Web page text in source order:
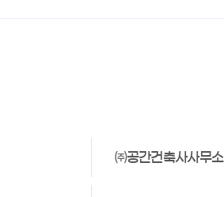
㈜공간건축사사무소